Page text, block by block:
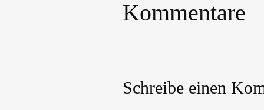
Kommentare
Schreibe einen